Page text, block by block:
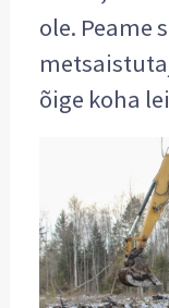
ole. Peame
õige koha